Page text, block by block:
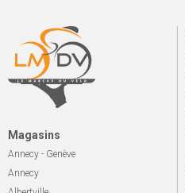
Magasins
Annecy - Genève
Annecy